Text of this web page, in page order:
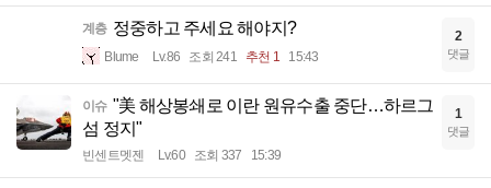
계층 정중하고 주세요 해야지?
Blume Lv.86 조회 241 추천 1 15:43
2
댓글
이슈 "美 해상봉쇄로 이란 원유수출 중단…하르그
섬 정지"
빈센트멧젠 Lv.60 조회 337 15:39
1
댓글